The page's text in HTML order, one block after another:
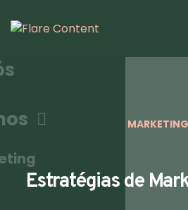
MARKETING
Estratégias de